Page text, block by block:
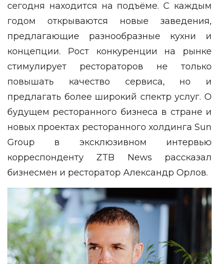
сегодня находится на подъёме. С каждым
годом открываются новые заведения,
предлагающие разнообразные кухни и
концепции. Рост конкуренции на рынке
стимулирует рестораторов не только
повышать качество сервиса, но и
предлагать более широкий спектр услуг. О
будущем ресторанного бизнеса в стране и
новых проектах ресторанного холдинга Sun
Group в эксклюзивном интервью
корреспонденту ZTB News рассказал
бизнесмен и ресторатор Александр Орлов.